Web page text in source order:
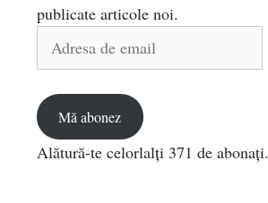
publicate articole noi.
Adresa
Mă abonez
Alătură-te celorlalți 371 de abonați.